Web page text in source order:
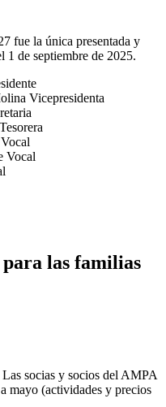
fue la única presentada y
1 de septiembre de 2025.
Vicepresidenta
Tesorera
Vocal
Vocal
las familias
socias y socios del AMPA
mayo (actividades y precios